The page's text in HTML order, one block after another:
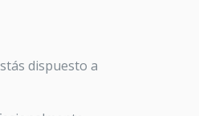
dispuesto a